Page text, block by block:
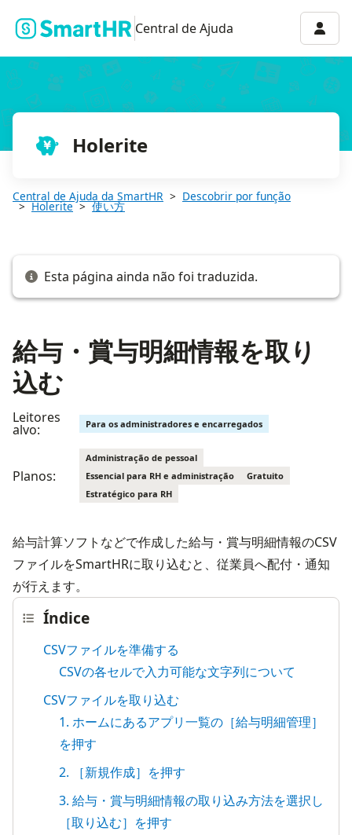
Central de Ajuda
Holerite
Central de Ajuda da SmartHR Descobrir por função
Holerite 使い方
Esta página ainda não foi traduzida.
給与・賞与明細情報を取り
込む
Leitores
alvo: Para os administradores e encarregados
Planos:
Administração de pessoal
Essencial para RH e administração
Gratuito
Estratégico para RH
給与計算ソフトなどで作成した給与・賞与明細情報のCSV
ファイルをSmartHRに取り込むと、従業員へ配付・通知
が行えます。
Índice
CSVファイルを準備する
CSVの各セルで入力可能な文字列について
CSVファイルを取り込む
1. ホームにあるアプリ一覧の［給与明細管理］
を押す
2. ［新規作成］を押す
3. 給与・賞与明細情報の取り込み方法を選択し
［取り込む］を押す